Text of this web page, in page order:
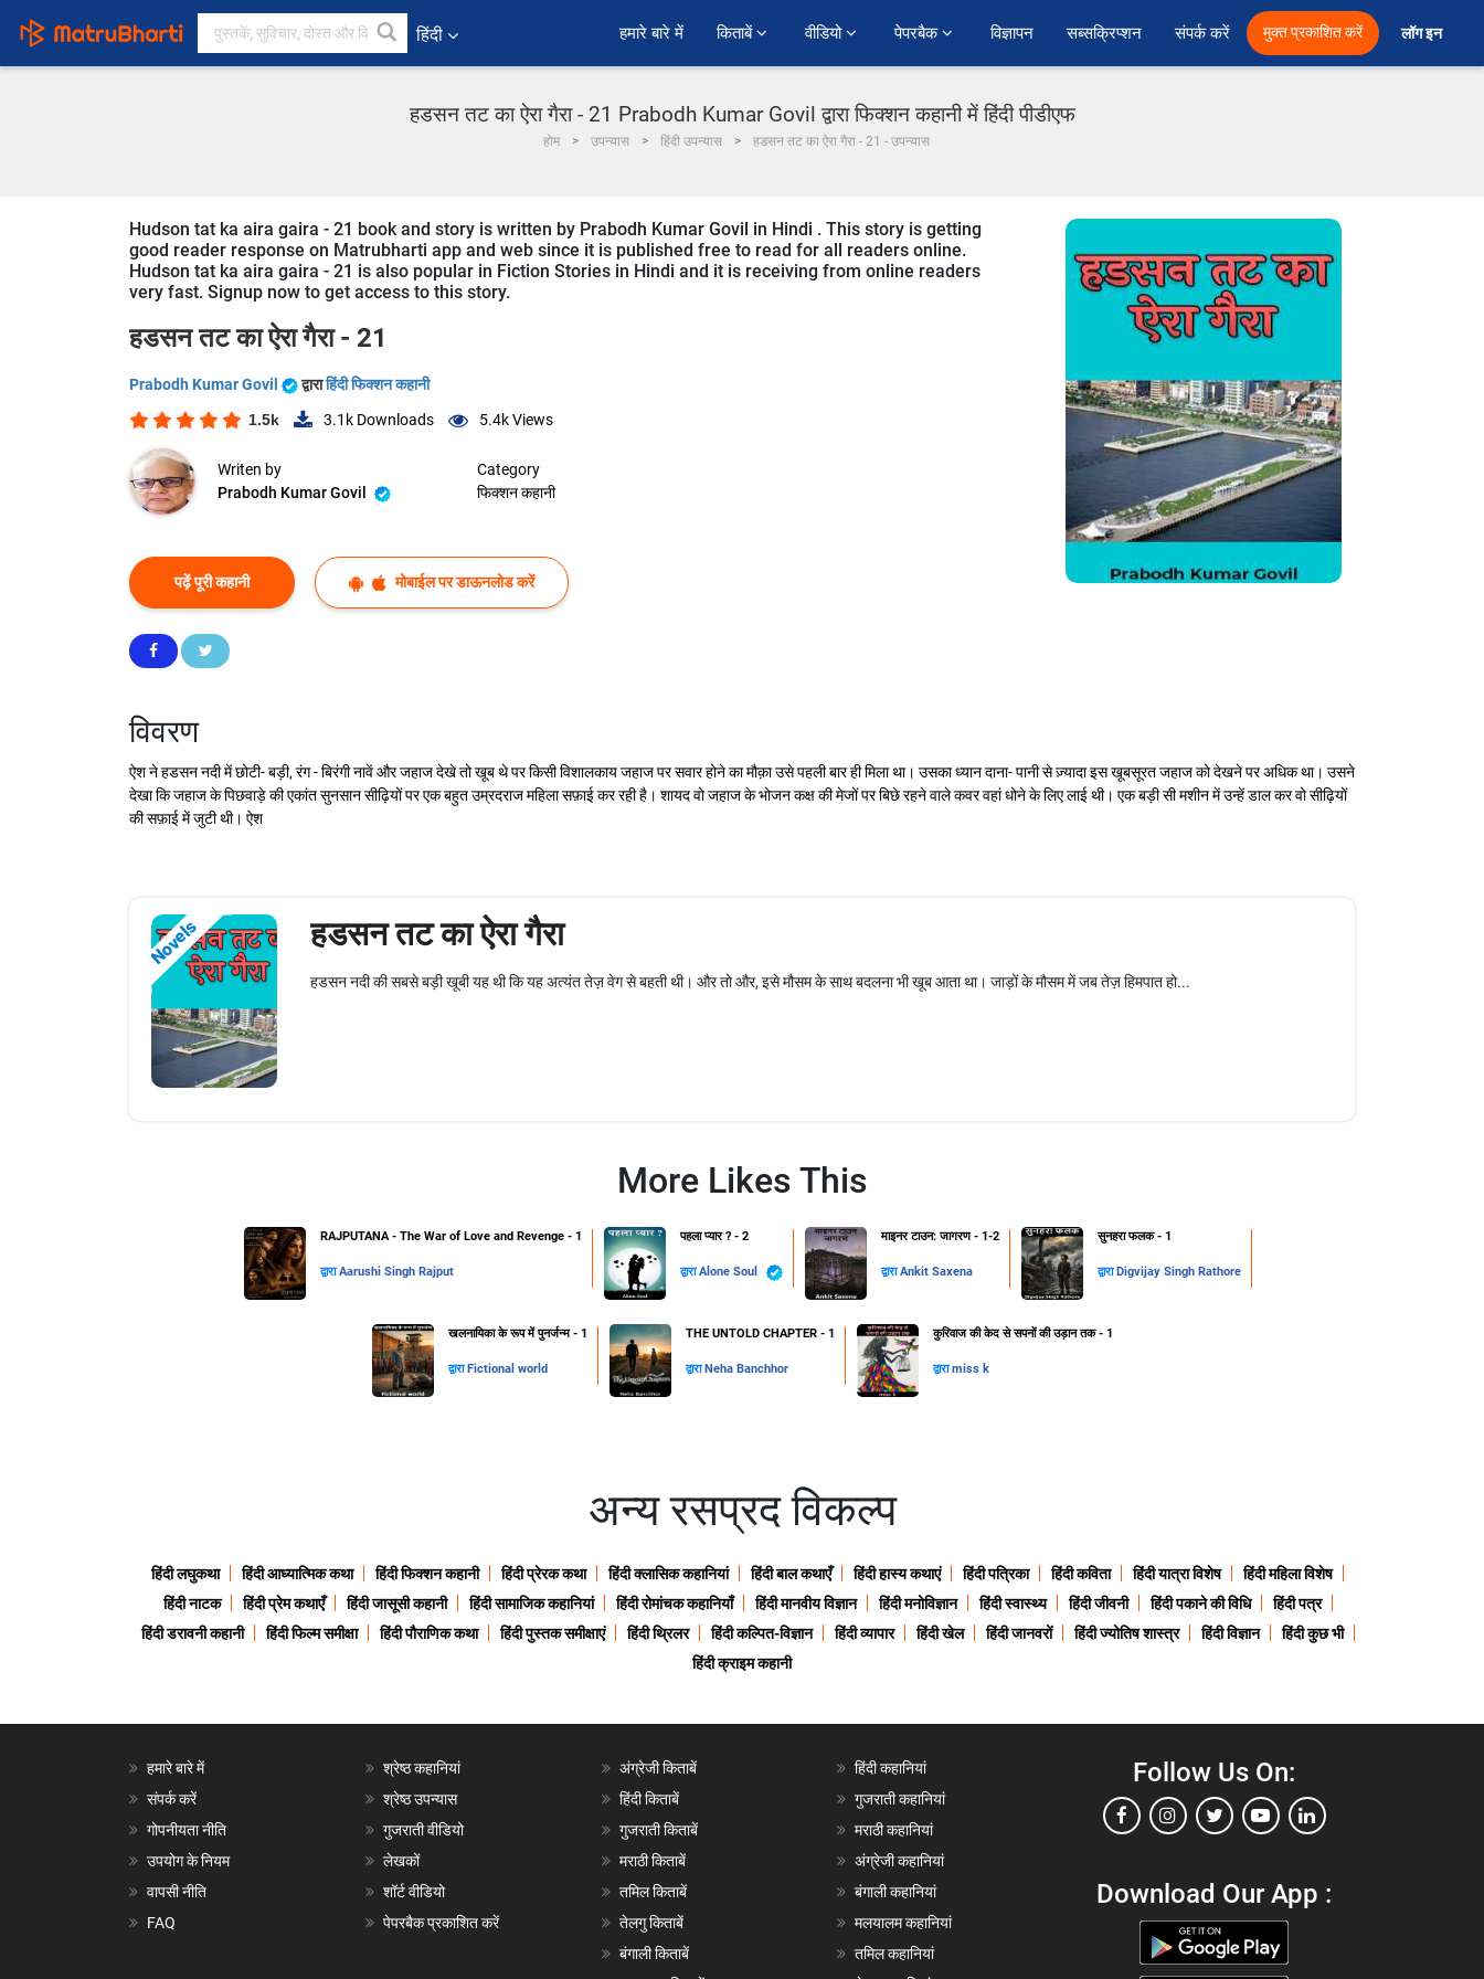
हिंदी हमारे बारे में किताबें वीडियो पेपरबैक विज्ञापन सब्सक्रिप्शन संपर्क करें मुक्त प्रकाशित करें लॉग इन
हडसन तट का ऐरा गैरा - 21 Prabodh Kumar Govil द्वारा फिक्शन कहानी में हिंदी पीडीएफ
होम उपन्यास हिंदी उपन्यास हडसन तट का ऐरा गैरा - 21 - उपन्यास
Hudson tat ka aira gaira - 21 book and story is written by Prabodh Kumar Govil in Hindi . This story is getting
good reader response on Matrubharti app and web since it is published free to read for all readers online.
Hudson tat ka aira gaira - 21 is also popular in Fiction Stories in Hindi and it is receiving from online readers
very fast. Signup now to get access to this story.
हडसन तट का ऐरा गैरा - 21
Prabodh Kumar Govil द्वाराहिंदी फिक्शन कहानी
1.5k 3.1k Downloads 5.4kViews
Writen by
Prabodh Kumar Govil
Category
फिक्शन कहानी
पढ़ें पूरी कहानी मोबाईल पर डाऊनलोड करें
विवरण
ऐश ने हडसन नदी में छोटी- बड़ी, रंग - बिरंगी नावें और जहाज देखे तो खूब थे पर किसी विशालकाय जहाज पर सवार होने का मौक़ा उसे पहली बार ही मिला था। उसका ध्यान दाना- पानी से ज़्यादा इस खूबसूरत जहाज को देखने पर अधिक था। उसने
देखा कि जहाज के पिछवाड़े की एकांत सुनसान सीढ़ियों पर एक बहुत उम्रदराज महिला सफ़ाई कर रही है। शायद वो जहाज के भोजन कक्ष की मेजों पर बिछे रहने वाले कवर वहां धोने के लिए लाई थी। एक बड़ी सी मशीन में उन्हें डाल कर वो सीढ़ियों
की सफ़ाई में जुटी थी। ऐश
Novels हडसन तट का ऐरा गैरा
हडसन नदी की सबसे बड़ी खूबी यह थी कि यह अत्यंत तेज़ वेग से बहती थी। और तो और, इसे मौसम के साथ बदलना भी खूब आता था। जाड़ों के मौसम में जब तेज़ हिमपात हो...
More Likes This
RAJPUTANA - The War of Love and Revenge - 1
द्वाराAarushi Singh Rajput
पहला प्यार ? - 2
द्वाराAlone Soul
माइनर टाउन: जागरण - 1-2
द्वाराAnkit Saxena
सुनहरा फलक - 1
द्वारा Digvijay Singh Rathore
खलनायिका के रूप में पुनर्जन्म - 1
द्वारा Fictional world
THE UNTOLD CHAPTER - 1
द्वारा Neha Banchhor
कुरिवाज की केद से सपनों की उड़ान तक - 1
द्वाराmiss k
अन्य रसप्रद विकल्प
हिंदी लघुकथा हिंदी आध्यात्मिक कथा हिंदी फिक्शन कहानी हिंदी प्रेरक कथा हिंदी क्लासिक कहानियां हिंदी बाल कथाएँ हिंदी हास्य कथाएं हिंदी पत्रिका हिंदी कविता हिंदी यात्रा विशेष
हिंदी महिला विशेष
हिंदी नाटक
हिंदी प्रेम कथाएँ हिंदी जासूसी कहानी हिंदी सामाजिक कहानियां हिंदी रोमांचक कहानियाँ हिंदी मानवीय विज्ञान हिंदी मनोविज्ञान हिंदी स्वास्थ्य हिंदी जीवनी हिंदी पकाने की विधि
हिंदी पत्र
हिंदी डरावनी कहानी
हिंदी फिल्म समीक्षा हिंदी पौराणिक कथा हिंदी पुस्तक समीक्षाएं हिंदी थ्रिलर हिंदी कल्पित-विज्ञान हिंदी व्यापार हिंदी खेल हिंदी जानवरों हिंदी ज्योतिष शास्त्र हिंदी विज्ञान
हिंदी कुछ भी
हिंदी क्राइम कहानी
हमारे बारे में
संपर्क करें
गोपनीयता नीति
उपयोग के नियम
वापसी नीति
FAQ
श्रेष्ठ कहानियां
श्रेष्ठ उपन्यास
गुजराती वीडियो
लेखकों
शॉर्ट वीडियो
पेपरबैक प्रकाशित करें
अंग्रेजी किताबें
हिंदी किताबें
गुजराती किताबें
मराठी किताबें
तमिल किताबें
तेलगु किताबें
बंगाली किताबें
हिंदी कहानियां
गुजराती कहानियां
मराठी कहानियां
अंग्रेजी कहानियां
बंगाली कहानियां
मलयालम कहानियां
तमिल कहानियां
Follow Us On:
Download Our App :